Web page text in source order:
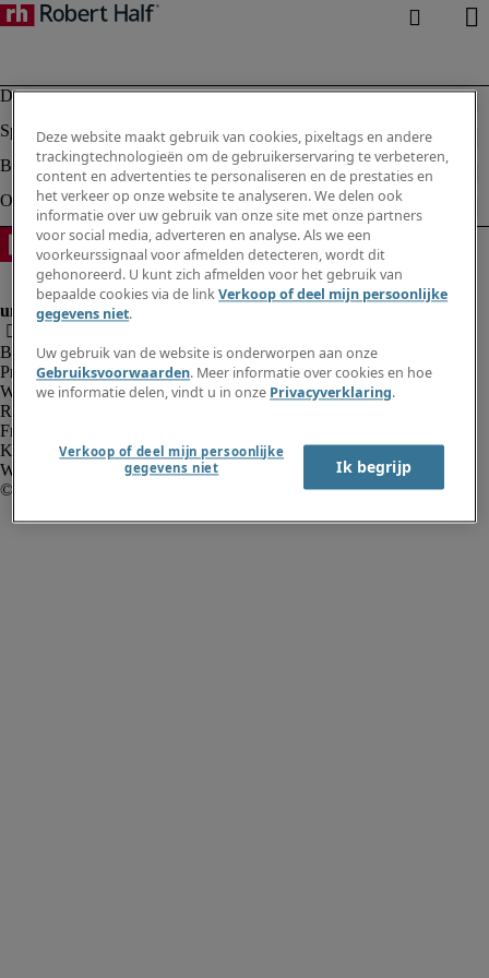
Bedrijfsinformatie
Privacyverklaring
Website en cookies
Rekruteringsvoorwaarden
Fraude alarm
Klokkenluidersregeling
Webmaster feedback
Deze website maakt gebruik van cookies, pixeltags en andere
trackingtechnologieën om de gebruikerservaring te verbeteren,
content en advertenties te personaliseren en de prestaties en
het verkeer op onze website te analyseren. We delen ook
informatie over uw gebruik van onze site met onze partners
voor social media, adverteren en analyse. Als we een
voorkeurssignaal voor afmelden detecteren, wordt dit
gehonoreerd. U kunt zich afmelden voor het gebruik van
bepaalde cookies via de linkVerkoop of deel mijn persoonlijke
gegevens niet.
Uw gebruik van de website is onderworpen aan onze
Gebruiksvoorwaarden. Meer informatie over cookies en hoe
we informatie delen, vindt u in onze Privacyverklaring.
Verkoop of deel mijn persoonlijke
gegevens niet
Ik begrijp